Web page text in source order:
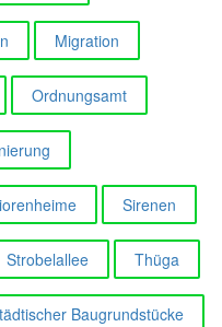
Migration
Ordnungsamt
Sirenen
Strobelallee Thüga
Baugrundstücke